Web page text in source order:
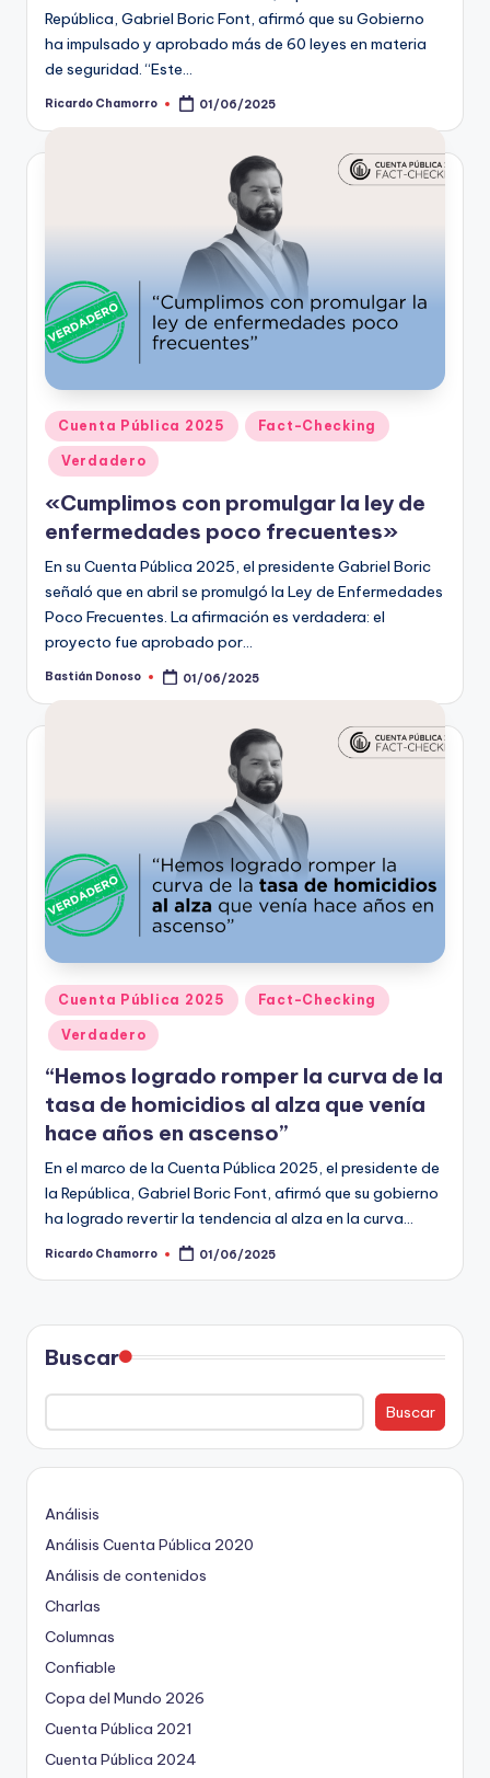
República, Gabriel Boric Font, afirmó que su Gobierno
ha impulsado y aprobado más de 60 leyes en materia
de seguridad. “Este…
Publicado
Ricardo Chamorro 01/06/2025
Publicado
en
Cuenta Pública 2025 Fact-Checking
Verdadero
«Cumplimos con promulgar la ley de
enfermedades poco frecuentes»
En su Cuenta Pública 2025, el presidente Gabriel Boric
señaló que en abril se promulgó la Ley de Enfermedades
Poco Frecuentes. La afirmación es verdadera: el
proyecto fue aprobado por…
Publicado
Bastián Donoso 01/06/2025
Publicado
en
Cuenta Pública 2025 Fact-Checking
Verdadero
“Hemos logrado romper la curva de la
tasa de homicidios al alza que venía
hace años en ascenso”
En el marco de la Cuenta Pública 2025, el presidente de
la República, Gabriel Boric Font, afirmó que su gobierno
ha logrado revertir la tendencia al alza en la curva…
Publicado
Ricardo Chamorro 01/06/2025
Buscar
Buscar
Análisis
Análisis Cuenta Pública 2020
Análisis de contenidos
Charlas
Columnas
Confiable
Copa del Mundo 2026
Cuenta Pública 2021
Cuenta Pública 2024